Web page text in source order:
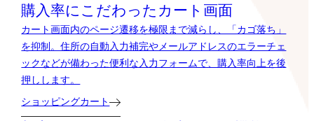
購入率にこだわったカート画面
カート画面内のページ遷移を極限まで減らし、「カゴ落ち」
を抑制。住所の自動入力補完やメールアドレスのエラーチェ
ックなどが備わった便利な入力フォームで、購入率向上を後
押しします。
ショッピングカート